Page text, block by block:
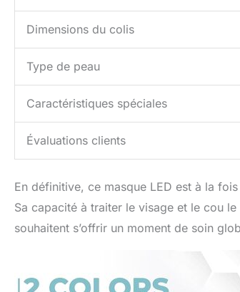
Dimensions du colis
Type de peau
Caractéristiques spéciales
Évaluations clients
En définitive, ce masque LED est à la
Sa capacité à traiter le visage et le cou
souhaitent s’offrir un moment de soin